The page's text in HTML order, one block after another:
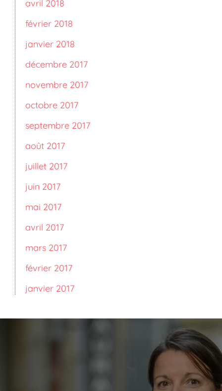
avril 2018
février 2018
janvier 2018
décembre 2017
novembre 2017
octobre 2017
septembre 2017
août 2017
juillet 2017
juin 2017
mai 2017
avril 2017
mars 2017
février 2017
janvier 2017